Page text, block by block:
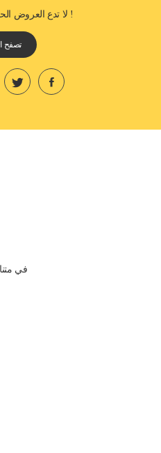
! لا تدع العروض
تصفح
في